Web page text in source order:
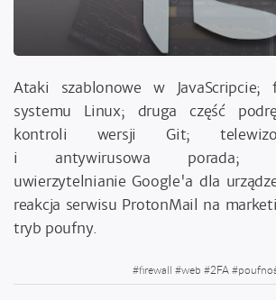
Ataki szablonowe w JavaScripcie;
systemu Linux; druga część
kontroli wersji Git;
i antywirusowa porada;
uwierzytelnianie Google'a dla
reakcja serwisu ProtonMail na
tryb poufny.
#firewall #web #2FA#